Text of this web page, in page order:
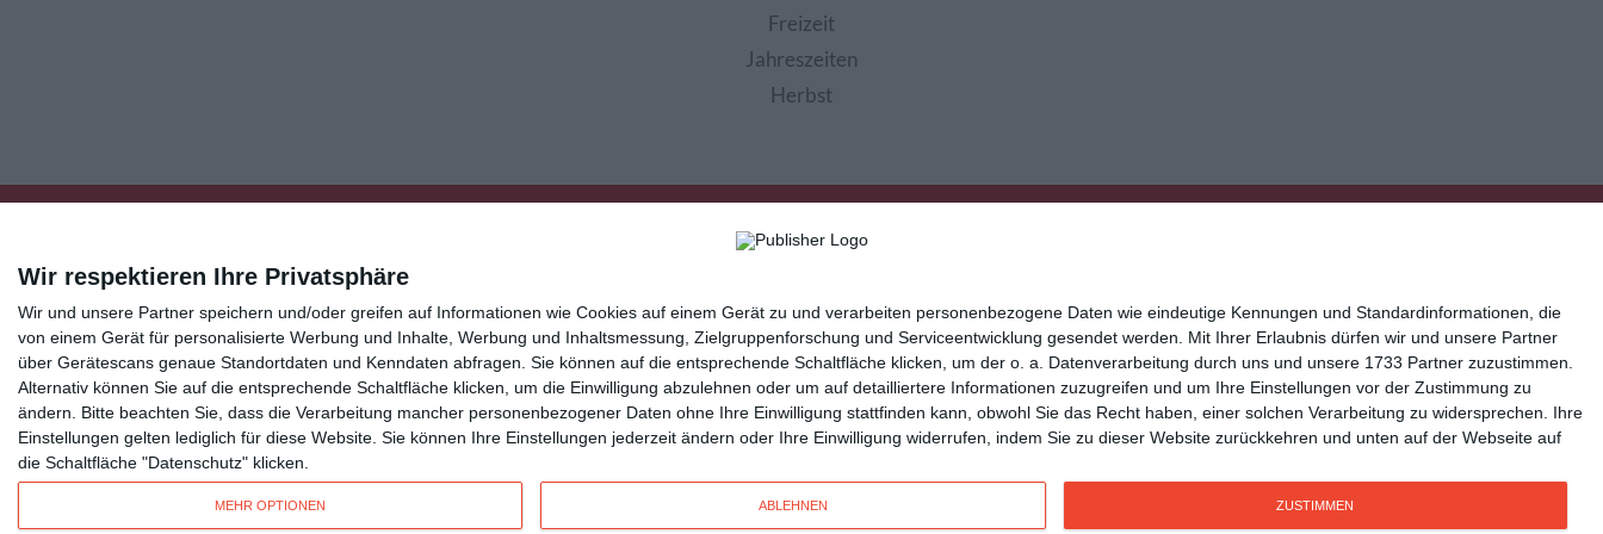
Wir respektieren Ihre Privatsphäre
Wir und unsere Partner speichern und/oder greifen auf Informationen wie Cookies auf einem Gerät zu und verarbeiten personenbezogene Daten wie eindeutige Kennungen und Standardinformationen, die
von einem Gerät für personalisierte Werbung und Inhalte, Werbung und Inhaltsmessung, Zielgruppenforschung und Serviceentwicklung gesendet werden.
Mit Ihrer Erlaubnis dürfen wir und unsere Partner
über Gerätescans genaue Standortdaten und Kenndaten abfragen. Sie können auf die entsprechende Schaltfläche klicken, um der o. a. Datenverarbeitung durch uns und unsere 1733 Partner zuzustimmen.
Alternativ können Sie auf die entsprechende Schaltfläche klicken, um die Einwilligung abzulehnen oder um auf detailliertere Informationen zuzugreifen und um Ihre Einstellungen vor der Zustimmung zu
ändern.
Bitte beachten Sie, dass die Verarbeitung mancher personenbezogener Daten ohne Ihre Einwilligung stattfinden kann, obwohl Sie das Recht haben, einer solchen Verarbeitung zu widersprechen. Ihre
Einstellungen gelten lediglich für diese Website. Sie können Ihre Einstellungen jederzeit ändern oder Ihre Einwilligung widerrufen, indem Sie zu dieser Website zurückkehren und unten auf der Webseite auf
die Schaltfläche "Datenschutz" klicken.
MEHR OPTIONEN ABLEHNEN ZUSTIMMEN
Freizeit
Jahreszeiten
Herbst
Kisseo©
Entdecken Sie auch: Ereignis-Kalender Kisseo Newsletter Hilfe / FAQ Nutzungsbedingungen Impressum
Kisseo auf Facebook
Unsere Grußkarten auf anderen Sprachen:
free ecards cartes de voeux tarjetas virtuales
cartoline di auguri
Verschicken Sieoriginelle Geburtstagskarten